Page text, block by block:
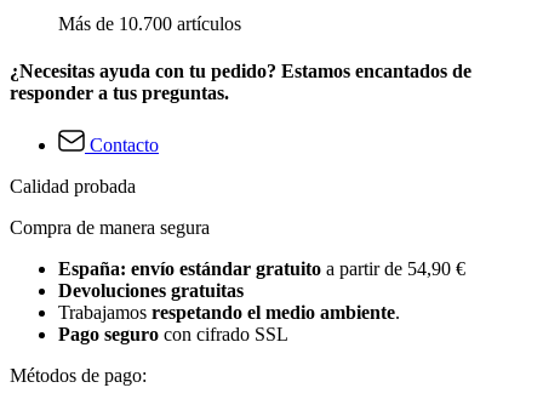
Más de 10.700 artículos
¿Necesitas ayuda con tu pedido? Estamos encantados de
responder a tus preguntas.
Contacto
Calidad probada
Compra de manera segura
España: envío estándar gratuito a partir de 54,90 €
Devoluciones gratuitas
Trabajamos respetando el medio ambiente.
Pago seguro con cifrado SSL
Métodos de pago: